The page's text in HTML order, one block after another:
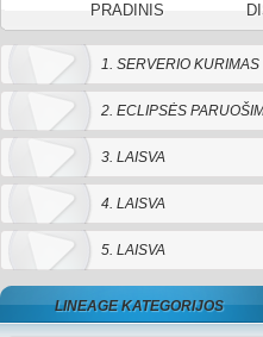
PRADINIS
1. SERVERIO KURIMAS
2. ECLIPSĖS
3. LAISVA
4. LAISVA
5. LAISVA
LINEAGE KATEGORIJOS